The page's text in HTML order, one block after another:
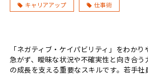
キャリアアップ 仕事術
「ネガティブ・ケイパビリティ」をわか
急がず、曖昧な状況や不確実性と向き合
の成長を支える重要なスキルです。若手